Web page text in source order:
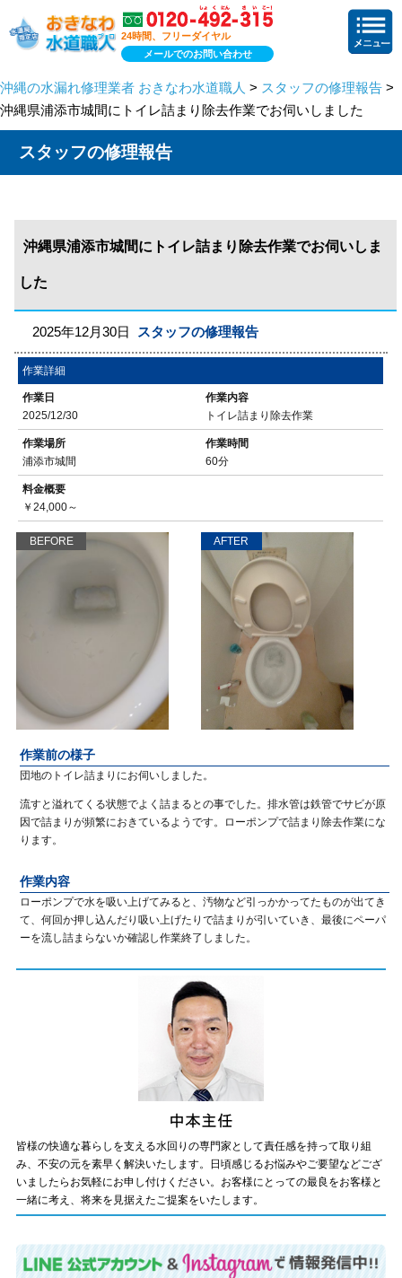
24時間、フリーダイヤル
メールでのお問い合わせ
沖縄の水漏れ修理業者 おきなわ水道職人 > スタッフの修理報告 >
沖縄県浦添市城間にトイレ詰まり除去作業でお伺いしました
スタッフの修理報告
沖縄県浦添市城間にトイレ詰まり除去作業でお伺いしま
した
2025年12月30日 スタッフの修理報告
作業詳細
作業日
2025/12/30
作業内容
トイレ詰まり除去作業
作業場所
浦添市城間
作業時間
60分
料金概要
￥24,000～
BEFORE AFTER
作業前の様子
団地のトイレ詰まりにお伺いしました。
流すと溢れてくる状態でよく詰まるとの事でした。排水管は鉄管でサビが原
因で詰まりが頻繁におきているようです。ローポンプで詰まり除去作業にな
ります。
作業内容
ローポンプで水を吸い上げてみると、汚物など引っかかってたものが出てき
て、何回か押し込んだり吸い上げたりで詰まりが引いていき、最後にペーパ
ーを流し詰まらないか確認し作業終了しました。
皆様の快適な暮らしを支える水回りの専門家として責任感を持って取り組
み、不安の元を素早く解決いたします。日頃感じるお悩みやご要望などござ
いましたらお気軽にお申し付けください。お客様にとっての最良をお客様と
一緒に考え、将来を見据えたご提案をいたします。